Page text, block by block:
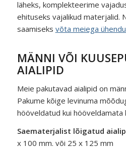
läheks, komplekteerime
ehituseks vajalikud materjalid.
saamiseks võta meiega
MÄNNI VÕI
AIALIPID
Meie pakutavad aialipid on
Pakume kõige levinuma
hööveldatud kui hööveldamata
Saematerjalist lõigatud
x 100 mm. või 25 x 125 mm